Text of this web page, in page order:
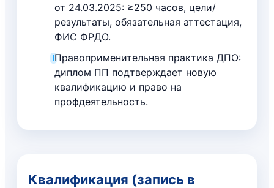
от 24.03.2025: ≥250 часов, цели/
результаты, обязательная аттестация,
ФИС ФРДО.
Правоприменительная практика ДПО:
диплом ПП подтверждает новую
квалификацию и право на
профдеятельность.
Квалификация (запись в